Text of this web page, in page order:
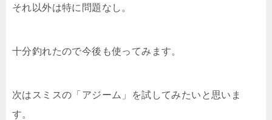
それ以外は特に問題なし。
十分釣れたので今後も使ってみます。
次はスミスの「アジーム」を試してみたいと思いま
す。